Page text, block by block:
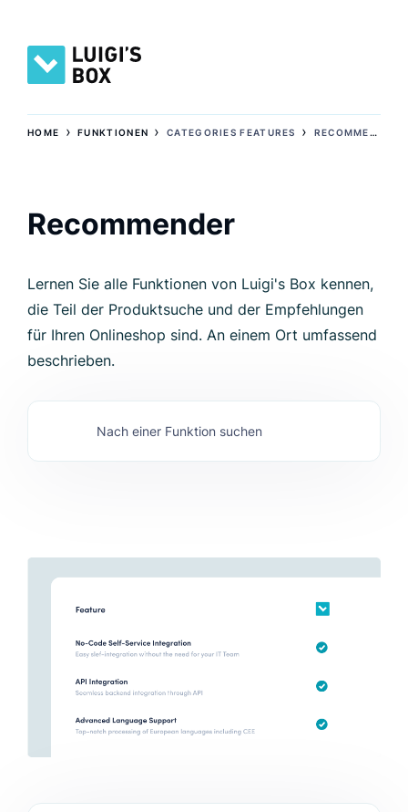
HOME ›FUNKTIONEN ›CATEGORIES FEATURES › RECOMMENDER
Recommender
Lernen Sie alle Funktionen von Luigi's Box kennen,
die Teil der Produktsuche und der Empfehlungen
für Ihren Onlineshop sind. An einem Ort umfassend
beschrieben.